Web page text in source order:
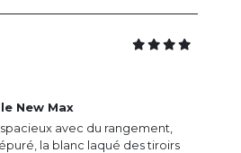
New Max
avec du rangement,
la blanc laqué des tiroirs